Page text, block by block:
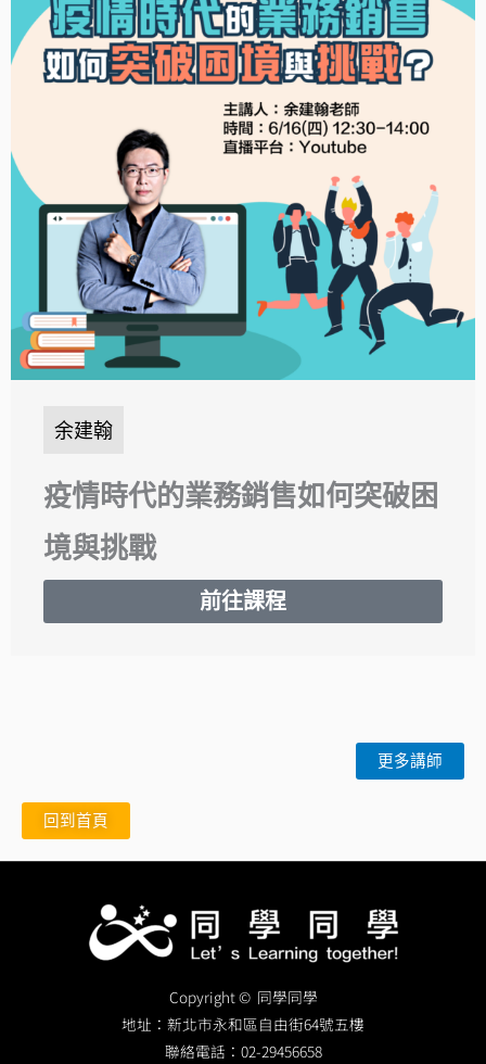
余建翰
疫情時代的業務銷售如何突破困
境與挑戰
前往課程
更多講師
回到首頁
Copyright © 同學同學
地址： 新北市永和區自由街64號五樓
聯絡電話： 02-29456658